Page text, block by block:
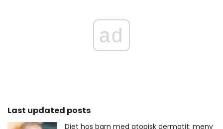
ad
Last updated posts
Diet hos barn med atopisk dermatit: meny